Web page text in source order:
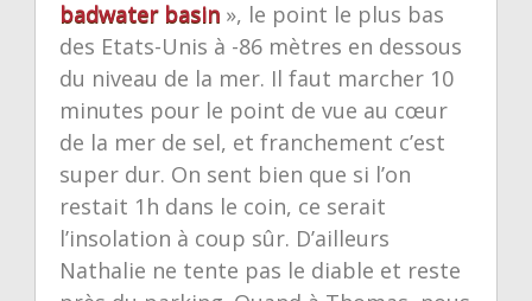
badwater basin», le point le plus bas
des Etats-Unis à -86 mètres en dessous
du niveau de la mer. Il faut marcher 10
minutes pour le point de vue au cœur
de la mer de sel, et franchement c’est
super dur. On sent bien que si l’on
restait 1h dans le coin, ce serait
l’insolation à coup sûr. D’ailleurs
Nathalie ne tente pas le diable et reste